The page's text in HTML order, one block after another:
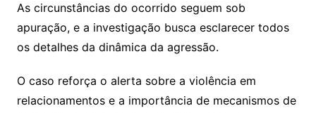
As circunstâncias do ocorrido seguem sob
apuração, e a investigação busca esclarecer todos
os detalhes da dinâmica da agressão.
O caso reforça o alerta sobre a violência em
relacionamentos e a importância de mecanismos de